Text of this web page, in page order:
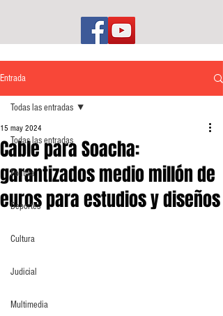
Entrada
Todas las entradas
Política
Deportes
Cultura
Judicial
Multimedia
Todas las entradas
Cable para Soacha:
garantizados medio millón de
euros para estudios y diseños
15 may 2024